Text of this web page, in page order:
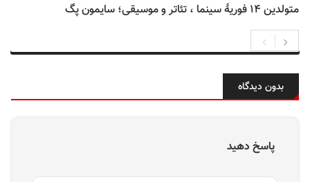
متولدین ۱۴ فوریهٔ سینما ، تئاتر و موسیقی؛ سایمون پگ
بدون دیدگاه
پاسخ دهید